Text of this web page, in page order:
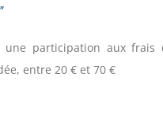
une participation aux frais
entre 20 € et 70 €